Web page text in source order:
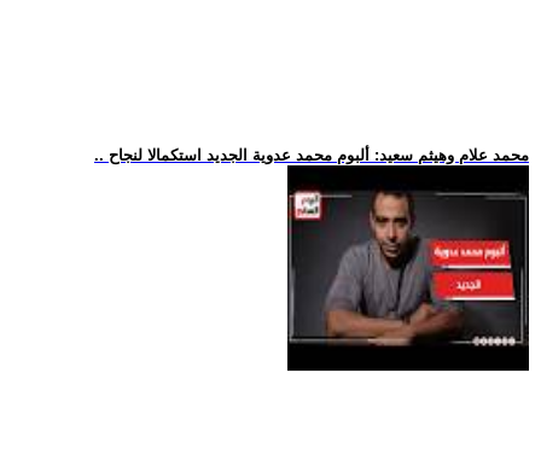
.. محمد علام وهيثم سعيد: ألبوم محمد عدوية الجديد استكمالا لنجاح